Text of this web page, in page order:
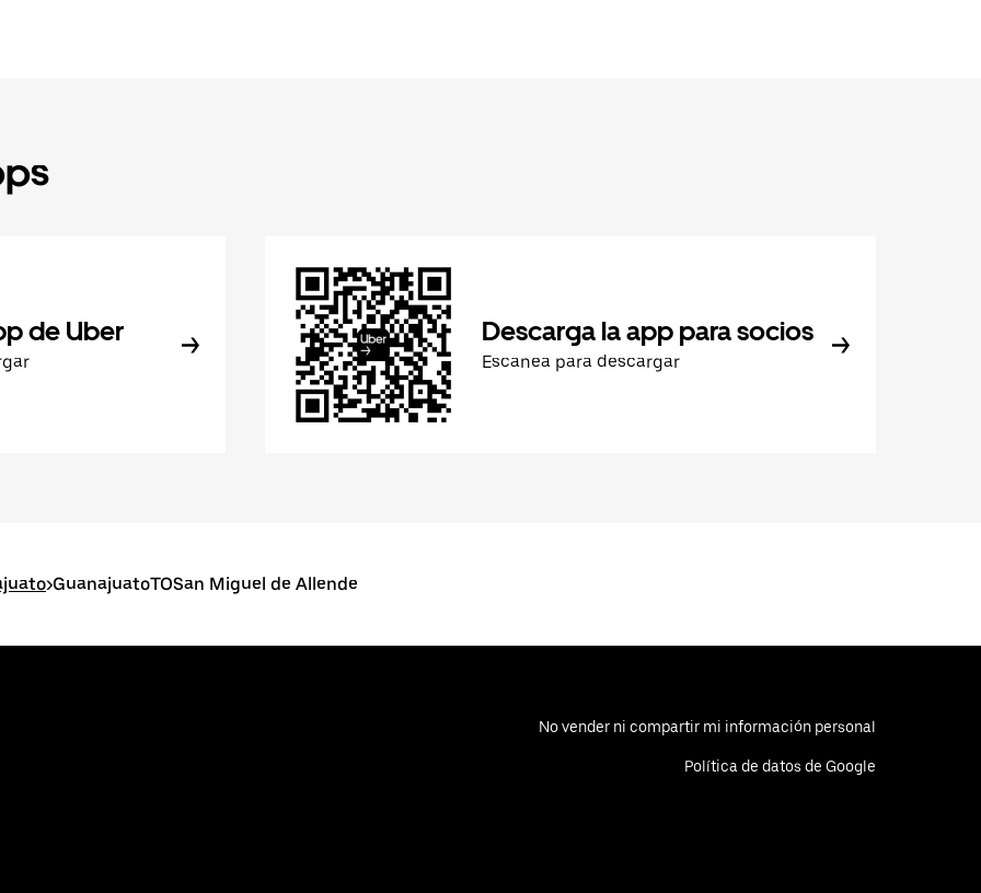
de Uber Descarga la app para socios
Escanea para descargar
>GuanajuatoTOSan Miguel de Allende
No vender ni compartir mi información personal
Política de datos de Google